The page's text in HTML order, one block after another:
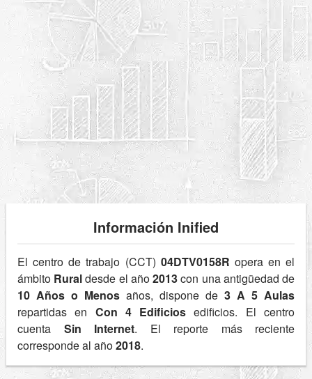
Información Inified
El centro de trabajo (CCT) 04DTV0158R opera en el
ámbito Ruraldesde el año2013con una antigüedad de
10 Años o Menos años, dispone de 3 A 5 Aulas
repartidas en Con 4 Edificios edificios. El centro
cuenta Sin Internet. El reporte más reciente
corresponde al año2018.